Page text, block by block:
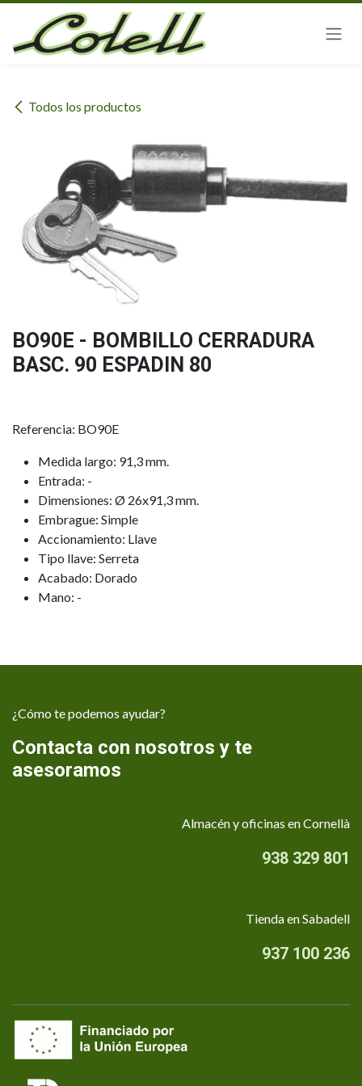
Ir al contenido
Todos los productos
BO90E - BOMBILLO CERRADURA
BASC. 90 ESPADIN 80
Referencia: BO90E
Medida largo: 91,3 mm.
Entrada: -
Dimensiones: Ø 26x91,3 mm.
Embrague: Simple
Accionamiento: Llave
Tipo llave: Serreta
Acabado: Dorado
Mano: -
¿Cómo te podemos ayudar?
Contacta con nosotros y te
asesoramos
Almacén y oficinas en Cornellà
938 329 801
Tienda en Sabadell
937 100 236